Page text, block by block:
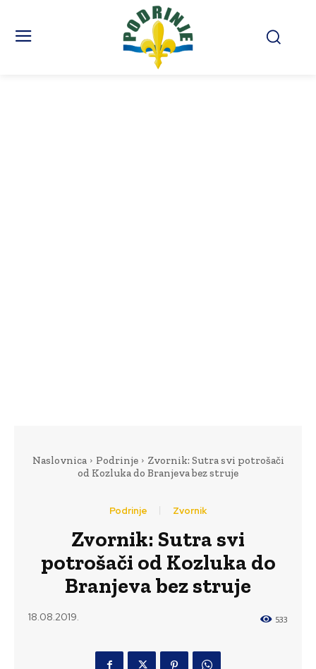
Naslovnica Podrinje
Zvornik: Sutra svi potrošači
od Kozluka do Branjeva bez struje
Podrinje Zvornik
Zvornik: Sutra svi
potrošači od Kozluka do
Branjeva bez struje
18.08.2019. 533